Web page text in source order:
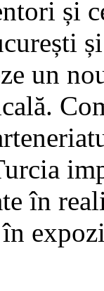
și
un
în